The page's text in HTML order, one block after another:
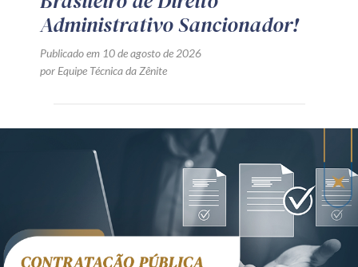
Administrativo Sancionador!
Publicado em 10 de agosto de 2026
por Equipe Técnica da Zênite